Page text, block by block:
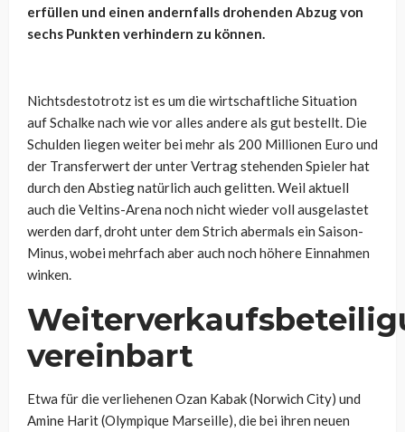
erfüllen und einen andernfalls drohenden Abzug von
sechs Punkten verhindern zu können.
Nichtsdestotrotz ist es um die wirtschaftliche Situation
auf Schalke nach wie vor alles andere als gut bestellt. Die
Schulden liegen weiter bei mehr als 200 Millionen Euro und
der Transferwert der unter Vertrag stehenden Spieler hat
durch den Abstieg natürlich auch gelitten. Weil aktuell
auch die Veltins-Arena noch nicht wieder voll ausgelastet
werden darf, droht unter dem Strich abermals ein Saison-
Minus, wobei mehrfach aber auch noch höhere Einnahmen
winken.
vereinbart
Etwa für die verliehenen Ozan Kabak (Norwich City) und
Amine Harit (Olympique Marseille), die bei ihren neuen